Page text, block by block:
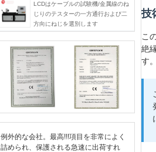
LCDはケーブルの試験機/金属線のね
じりのテスターの一方通行および二
方向にねじを選別します
例外的な会社。最高!!!項目を非常によく
詰められ、保護される急速に出荷すれ
技
こ
絶
す